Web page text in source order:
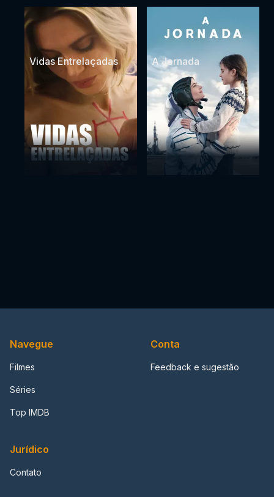
Vidas Entrelaçadas A Jornada
Navegue
Filmes
Séries
Top IMDB
Conta
Feedback e sugestão
Jurídico
Contato